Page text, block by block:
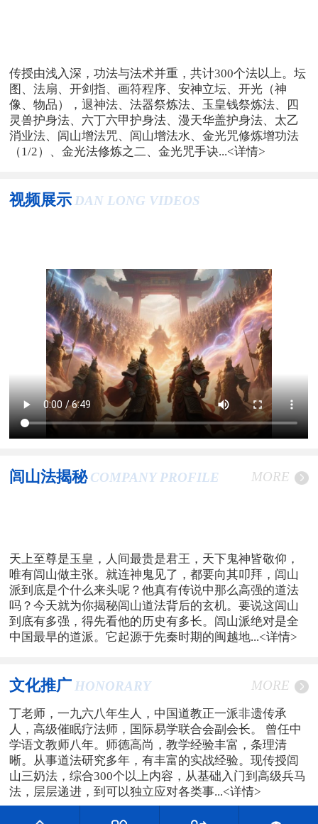
传授由浅入深，功法与法术并重，共计300个法以上。坛
图、法扇、开剑指、画符程序、安神立坛、开光（神
像、物品），退神法、法器祭炼法、玉皇钱祭炼法、四
灵兽护身法、六丁六甲护身法、漫天华盖护身法、太乙
消业法、闾山增法咒、闾山增法水、金光咒修炼增功法
（1/2）、金光法修炼之二、金光咒手诀...<详情>
视频展示 DAN LONG VIDEOS
闾山法揭秘 COMPANY PROFILE MORE
天上至尊是玉皇，人间最贵是君王，天下鬼神皆敬仰，
唯有闾山做主张。就连神鬼见了，都要向其叩拜，闾山
派到底是个什么来头呢？他真有传说中那么高强的道法
吗？今天就为你揭秘闾山道法背后的玄机。要说这闾山
到底有多强，得先看他的历史有多长。闾山派绝对是全
中国最早的道派。它起源于先秦时期的闽越地...<详情>
文化推广 HONORARY MORE
丁老师，一九六八年生人，中国道教正一派非遗传承
人，高级催眠疗法师，国际易学联合会副会长。 曾任中
学语文教师八年。师德高尚，教学经验丰富，条理清
晰。从事道法研究多年，有丰富的实战经验。现传授闾
山三奶法，综合300个以上内容，从基础入门到高级兵马
法，层层递进，到可以独立应对各类事...<详情>